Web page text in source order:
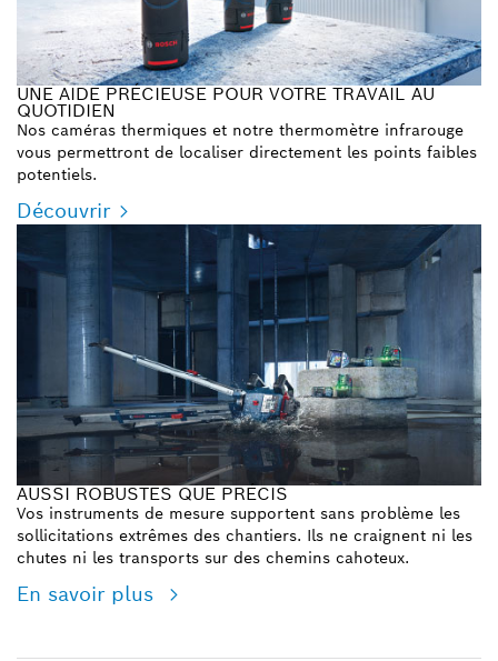
UNE AIDE PRÉCIEUSE POUR VOTRE TRAVAIL AU
QUOTIDIEN
Nos caméras thermiques et notre thermomètre infrarouge
vous permettront de localiser directement les points faibles
potentiels.
Découvrir
AUSSI ROBUSTES QUE PRÉCIS
Vos instruments de mesure supportent sans problème les
sollicitations extrêmes des chantiers. Ils ne craignent ni les
chutes ni les transports sur des chemins cahoteux.
En savoir plus